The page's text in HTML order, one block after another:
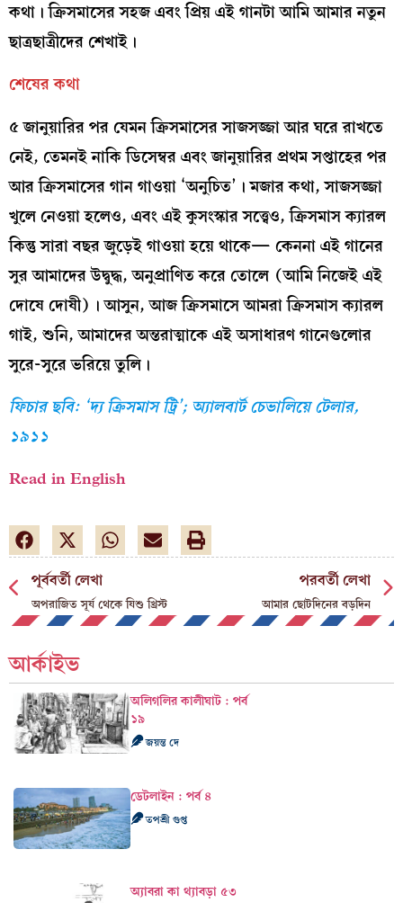
কথা। ক্রিসমাসের সহজ এবং প্রিয় এই গানটা আমি আমার নতুন
ছাত্রছাত্রীদের শেখাই।
শেষের কথা
৫ জানুয়ারির পর যেমন ক্রিসমাসের সাজসজ্জা আর ঘরে রাখতে
নেই, তেমনই নাকি ডিসেম্বর এবং জানুয়ারির প্রথম সপ্তাহের পর
আর ক্রিসমাসের গান গাওয়া ‘অনুচিত’। মজার কথা, সাজসজ্জা
খুলে নেওয়া হলেও, এবং এই কুসংস্কার সত্ত্বেও, ক্রিসমাস ক্যারল
কিন্তু সারা বছর জুড়েই গাওয়া হয়ে থাকে— কেননা এই গানের
সুর আমাদের উদ্বুদ্ধ, অনুপ্রাণিত করে তোলে (আমি নিজেই এই
দোষে দোষী)। আসুন, আজ ক্রিসমাসে আমরা ক্রিসমাস ক্যারল
গাই, শুনি, আমাদের অন্তরাত্মাকে এই অসাধারণ গানেগুলোর
সুরে-সুরে ভরিয়ে তুলি।
ফিচার ছবি: ‘দ্য ক্রিসমাস ট্রি’; অ্যালবার্ট চেভালিয়ে টেলার,
১৯১১
Read in English
পূর্ববর্তী লেখা
অপরাজিত সূর্য থেকে যিশু খ্রিস্ট
পরবর্তী লেখা
আমার ছোটদিনের বড়দিন
আর্কাইভ
অলিগলির কালীঘাট : পর্ব
১৯
জয়ন্ত দে
ডেটলাইন : পর্ব ৪
তপশ্রী গুপ্ত
অ্যাবরা কা থ্যাবড়া ৫৩